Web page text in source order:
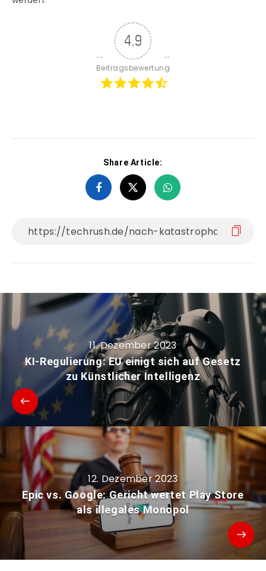
4.9
Beitragsbewertung
Share Article:
11. Dezember 2023
KI-Regulierung: EU einigt sich auf Gesetz
zu Künstlicher Intelligenz
12. Dezember 2023
Epic vs. Google: Gericht wertet Play Store
als illegales Monopol